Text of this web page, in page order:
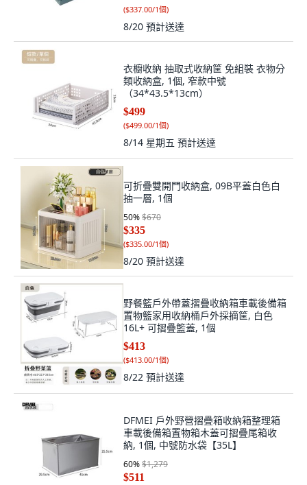
($337.00/1個)
8/20 預計送達
衣櫥收納 抽取式收納筐 免組裝 衣物分
類收納盒, 1個, 窄款中號
（34*43.5*13cm）
$499
($499.00/1個)
8/14 星期五 預計送達
可折疊雙開門收納盒, 09B平蓋白色白
抽一層, 1個
50%$670
$335
($335.00/1個)
8/20 預計送達
野餐籃戶外帶蓋摺疊收納箱車載後備箱
置物籃家用收納桶戶外採摘筐, 白色
16L+ 可摺疊籃蓋, 1個
$413
($413.00/1個)
8/22 預計送達
DFMEI 戶外野營摺疊箱收納箱整理箱
車載後備箱置物箱木蓋可摺疊尾箱收
納, 1個, 中號防水袋【35L】
60%$1,279
$511